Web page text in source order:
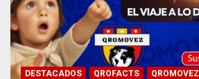
DESTACADOS QROFACTS QROMOVEZ